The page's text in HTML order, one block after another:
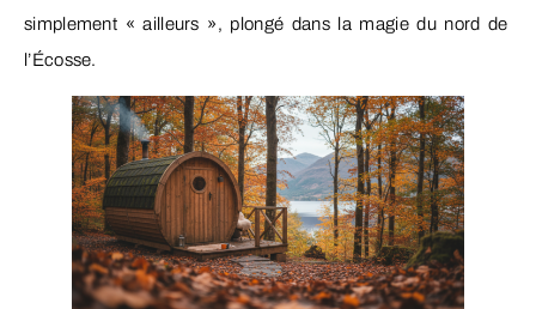
simplement « ailleurs », plongé dans la magie du nord de
l’Écosse.